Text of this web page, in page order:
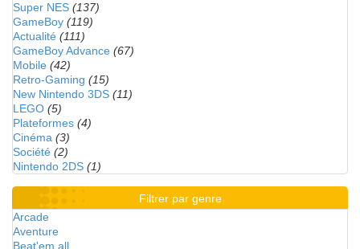
Super NES (137)
GameBoy (119)
Actualité (111)
GameBoy Advance (67)
Mobile (42)
Retro-Gaming (15)
New Nintendo 3DS (11)
LEGO (5)
Plateformes (4)
Cinéma (3)
Société (2)
Nintendo 2DS (1)
Filtrer par genre
Arcade
Aventure
Beat'em all